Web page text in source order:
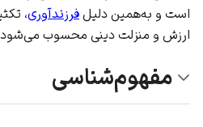
است و به‌همین دلیل فرزندآوری،
ارزش و منزلت دینی محسوب
مفهوم‌شناسی